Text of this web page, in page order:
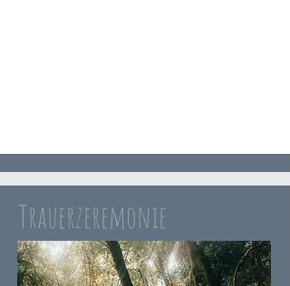
Trauerzeremonie